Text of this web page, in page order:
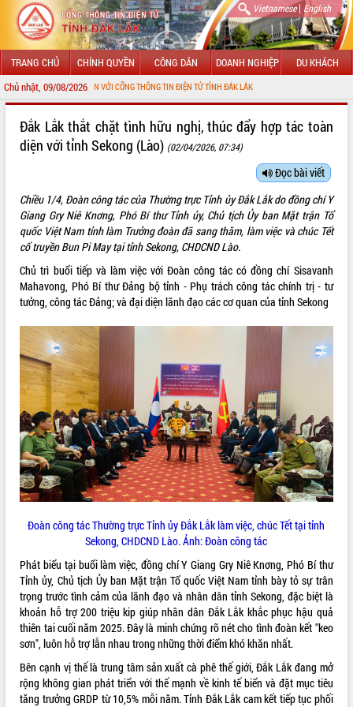
Vietnamese| English
TRANG CHỦ CHÍNH QUYỀN CÔNG DÂN DOANH NGHIỆP DU KHÁCH
Chủ nhật, 09/08/2026
MỪNG ĐẾN VỚI CỔNG THÔNG TIN ĐIỆN TỬ TỈNH ĐẮK LẮK
GIỚI THIỆU
LÃNH ĐẠO UBND TỈNH
SỞ, BAN, NGÀNH
UBND CÁC XÃ, PHƯỜNG
THÔNG TIN CHỈ ĐẠO ĐIỀU HÀNH
HỆ THỐNG VĂN BẢN
VĂN BẢN HĐND TỈNH
ĐIỂM TIN VĂN BẢN
QUY HOẠCH - KẾ HOẠCH
Đắk Lắk thắt chặt tình hữu nghị, thúc đẩy hợp tác toàn
diện với tỉnh Sekong (Lào) (02/04/2026, 07:34)
Đọc bài viết
Chiều 1/4, Đoàn công tác của Thường trực Tỉnh ủy Đắk Lắk do đồng chí Y
Giang Gry Niê Knơng, Phó Bí thư Tỉnh ủy, Chủ tịch Ủy ban Mặt trận Tổ
quốc Việt Nam tỉnh làm Trưởng đoàn đã sang thăm, làm việc và chúc Tết
cổ truyền Bun Pi May tại tỉnh Sekong, CHDCND Lào.
Chủ trì buổi tiếp và làm việc với Đoàn công tác có đồng chí Sisavanh
Mahavong, Phó Bí thư Đảng bộ tỉnh - Phụ trách công tác chính trị - tư
tưởng, công tác Đảng; và đại diện lãnh đạo các cơ quan của tỉnh Sekong
Đoàn công tác Thường trực Tỉnh ủy Đắk Lắk làm việc, chúc Tết tại tỉnh
Sekong, CHDCND Lào. Ảnh: Đoàn công tác
Phát biểu tại buổi làm việc, đồng chí Y Giang Gry Niê Knơng, Phó Bí thư
Tỉnh ủy, Chủ tịch Ủy ban Mặt trận Tổ quốc Việt Nam tỉnh bày tỏ sự trân
trọng trước tình cảm của lãnh đạo và nhân dân tỉnh Sekong, đặc biệt là
khoản hỗ trợ 200 triệu kip giúp nhân dân Đắk Lắk khắc phục hậu quả
thiên tai cuối năm 2025. Đây là minh chứng rõ nét cho tình đoàn kết "keo
sơn", luôn hỗ trợ lẫn nhau trong những thời điểm khó khăn nhất.
Bên cạnh vị thế là trung tâm sản xuất cà phê thế giới, Đắk Lắk đang mở
rộng không gian phát triển với thế mạnh về kinh tế biển và đặt mục tiêu
tăng trưởng GRDP từ 10,5% mỗi năm. Tỉnh Đắk Lắk cam kết tiếp tục phối